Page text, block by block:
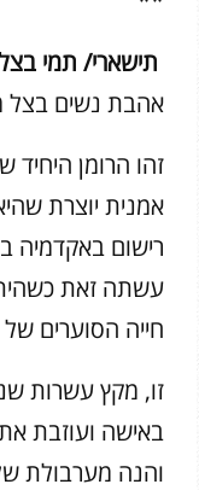
תישארי/ תמי
אהבת נשים בצל
זהו הרומן היחיד
אמנית יוצרת
רישום באקדמיה
חייה הסוערים
זו, מקץ עשרות
באישה ועוזבת
והנה מערבולת